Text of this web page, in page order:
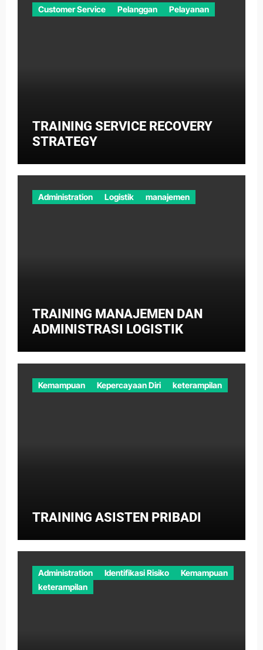
Customer Service Pelanggan Pelayanan
TRAINING SERVICE RECOVERY
STRATEGY
Administration Logistik manajemen
TRAINING MANAJEMEN DAN
ADMINISTRASI LOGISTIK
Kemampuan Kepercayaan Diri keterampilan
TRAINING ASISTEN PRIBADI
Administration Identifikasi Risiko
Kemampuan
keterampilan